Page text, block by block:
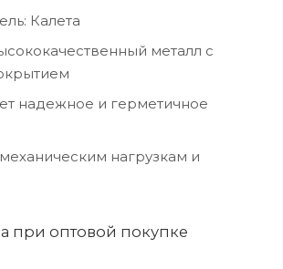
Калета
металл с
надежное и герметичное
нагрузкам и
при оптовой покупке